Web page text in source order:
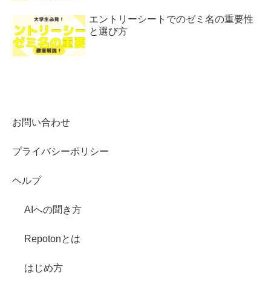
エントリーシートでのゼミ名の重要性
と選び方
お問い合わせ
プライバシーポリシー
ヘルプ
AIへの聞き方
Repotonとは
はじめ方